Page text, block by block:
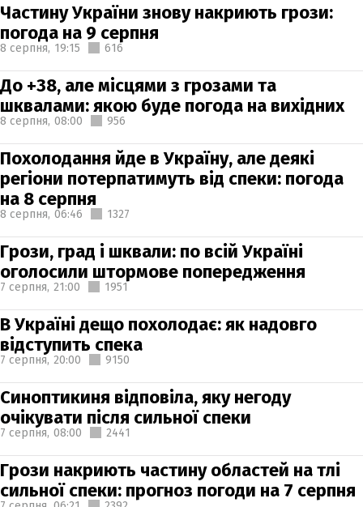
Частину України знову накриють грози:
погода на 9 серпня
8 серпня, 19:15 616
До +38, але місцями з грозами та
шквалами: якою буде погода на вихідних
8 серпня, 08:00 956
Похолодання йде в Україну, але деякі
регіони потерпатимуть від спеки: погода
на 8 серпня
8 серпня, 06:46 1327
Грози, град і шквали: по всій Україні
оголосили штормове попередження
7 серпня, 21:00 1951
В Україні дещо похолодає: як надовго
відступить спека
7 серпня, 20:00 9150
Синоптикиня відповіла, яку негоду
очікувати після сильної спеки
7 серпня, 08:00 2441
Грози накриють частину областей на тлі
сильної спеки: прогноз погоди на 7 серпня